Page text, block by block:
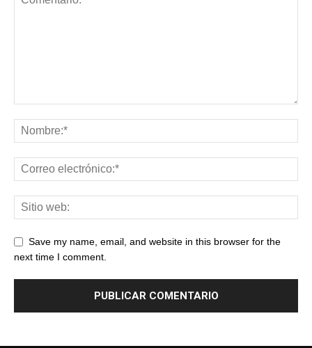
Save my name, email, and website in this browser for the
next time I comment.